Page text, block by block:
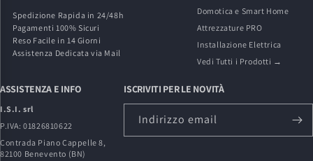
Spedizione Rapida in 24/48h
Pagamenti 100% Sicuri
Reso Facile in 14 Giorni
Assistenza Dedicata via Mail
Domotica e Smart Home
Attrezzature PRO
Installazione Elettrica
Vedi Tutti i Prodotti →
ASSISTENZA E INFO
I.S.I. srl
P.IVA: 01826810622
Contrada Piano Cappelle 8,
82100 Benevento (BN)
ISCRIVITI PER LE NOVITÀ
Indirizzo email